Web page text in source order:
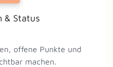
& Status
offene Punkte und
machen.